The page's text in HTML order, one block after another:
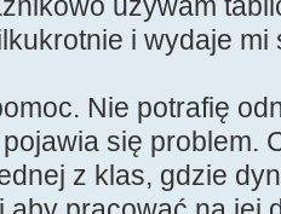
i wydaje
Nie potrafię
się problem.
z klas, gdzie